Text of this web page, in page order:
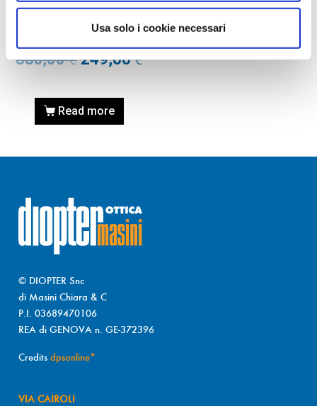
Usa solo i cookie necessari
OCCHIALE DA SOLE GUCCI
GG0418S – 001 BLACK /
NERO
380,00€ 249,00€
Read more
© DIOPTER Snc
di Masini Chiara & C
P.I. 03689470106
REA di GENOVA n. GE-372396
Credits dpsonline*
VIA CAIROLI